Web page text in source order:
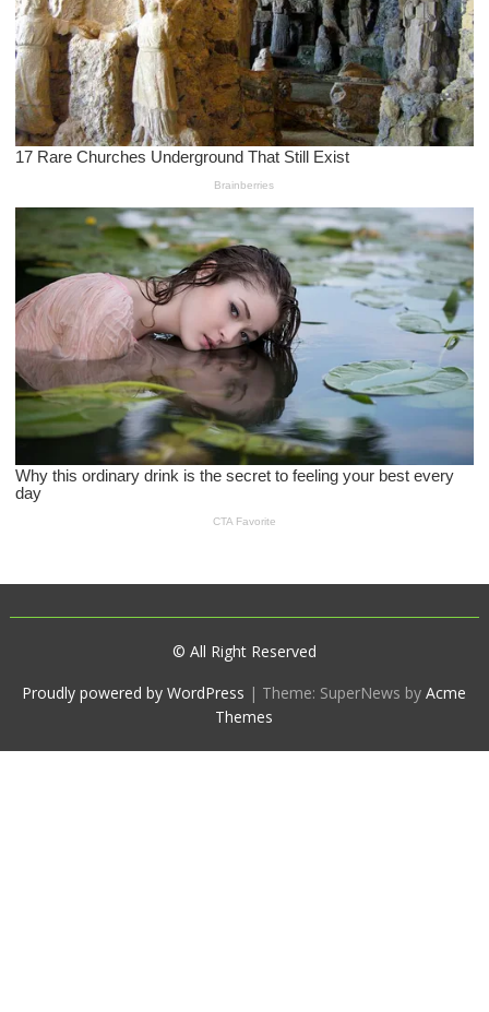
© All Right Reserved
Proudly powered by WordPress | Theme: SuperNews byAcme
Themes